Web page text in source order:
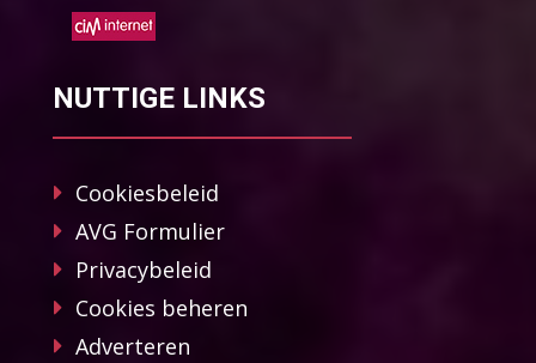
NUTTIGE LINKS
Cookiesbeleid
AVG Formulier
Privacybeleid
Cookies beheren
Adverteren